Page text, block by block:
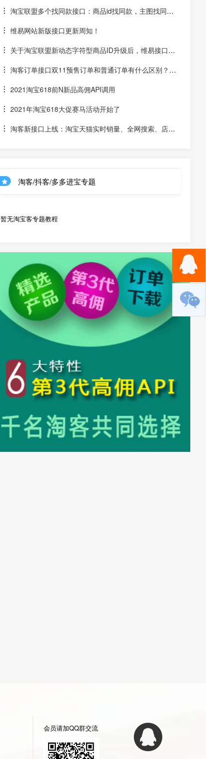
字ID和场景ID2转链？
淘宝联盟多个找同款接口：商品id找同款，主图找同
款，SKU找同款
维易网站新版接口更新周知！
关于淘宝联盟新动态字符型商品ID升级后，维易接口跟
进情况和API调用说明
淘客订单接口双11预售订单和普通订单有什么区别？怎
么区分是淘客双11预售订单是否已付尾款？预售中支付了定
金的宝贝该如何计算佣金
2021淘宝618前N新品高佣API调用
2021年淘宝618大促赛马活动开始了
淘客新接口上线：淘宝天猫实时销量、全网搜索、店铺
淘客/抖客/多多进宝专题
暂无淘宝客专题教程
会员请加QQ群交流